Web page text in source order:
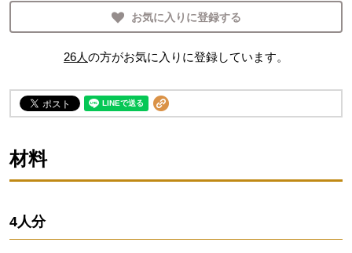
お気に入りに登録する
26人の方がお気に入りに登録しています。
材料
4人分